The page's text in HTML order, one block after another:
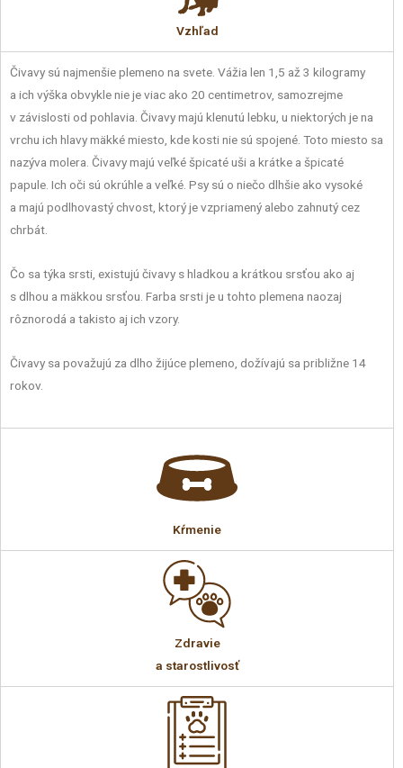
Vzhľad
Čivavy sú najmenšie plemeno na svete. Vážia len 1,5 až 3 kilogramy
a ich výška obvykle nie je viac ako 20 centimetrov, samozrejme
v závislosti od pohlavia. Čivavy majú klenutú lebku, u niektorých je na
vrchu ich hlavy mäkké miesto, kde kosti nie sú spojené. Toto miesto sa
nazýva molera. Čivavy majú veľké špicaté uši a krátke a špicaté
papule. Ich oči sú okrúhle a veľké. Psy sú o niečo dlhšie ako vysoké
a majú podlhovastý chvost, ktorý je vzpriamený alebo zahnutý cez
chrbát.
Čo sa týka srsti, existujú čivavy s hladkou a krátkou srsťou ako aj
s dlhou a mäkkou srsťou. Farba srsti je u tohto plemena naozaj
rôznorodá a takisto aj ich vzory.
Čivavy sa považujú za dlho žijúce plemeno, dožívajú sa približne 14
rokov.
Kŕmenie
Zdravie
a starostlivosť